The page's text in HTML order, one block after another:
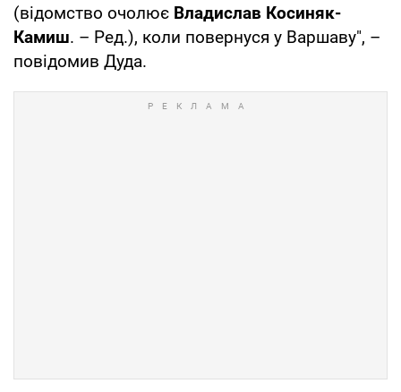
(відомство очолює Владислав Косиняк-
Камиш. – Ред.), коли повернуся у Варшаву", –
повідомив Дуда.